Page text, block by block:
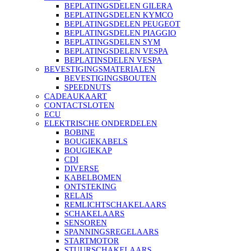
BEPLATINGSDELEN GILERA
BEPLATINGSDELEN KYMCO
BEPLATINGSDELEN PEUGEOT
BEPLATINGSDELEN PIAGGIO
BEPLATINGSDELEN SYM
BEPLATINGSDELEN VESPA
BEPLATINSDELEN VESPA
BEVESTIGINGSMATERIALEN
BEVESTIGINGSBOUTEN
SPEEDNUTS
CADEAUKAART
CONTACTSLOTEN
ECU
ELEKTRISCHE ONDERDELEN
BOBINE
BOUGIEKABELS
BOUGIEKAP
CDI
DIVERSE
KABELBOMEN
ONTSTEKING
RELAIS
REMLICHTSCHAKELAARS
SCHAKELAARS
SENSOREN
SPANNINGSREGELAARS
STARTMOTOR